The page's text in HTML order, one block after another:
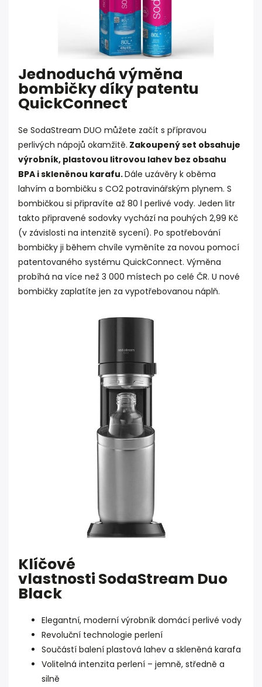
Jednoduchá výměna
bombičky díky patentu
QuickConnect
Se SodaStream DUO můžete začít s přípravou
perlivých nápojů okamžitě. Zakoupený set obsahuje
výrobník, plastovou litrovou lahev bez obsahu
BPA i skleněnou karafu.Dále uzávěry k oběma
lahvím a bombičku s CO2 potravinářským plynem. S
bombičkou si připravíte až 80 l perlivé vody. Jeden litr
takto připravené sodovky vychází na pouhých 2,99 Kč
(v závislosti na intenzitě sycení). Po spotřebování
bombičky ji během chvíle vyměníte za novou pomocí
patentovaného systému QuickConnect. Výměna
probíhá na více než 3 000 místech po celé ČR. U nové
bombičky zaplatíte jen za vypotřebovanou náplň.
Klíčové
vlastnosti SodaStream Duo
Black
Elegantní, moderní výrobník domácí perlivé vody
Revoluční technologie perlení
Součástí balení plastová lahev a skleněná karafa
Volitelná intenzita perlení – jemně, středně a
silně